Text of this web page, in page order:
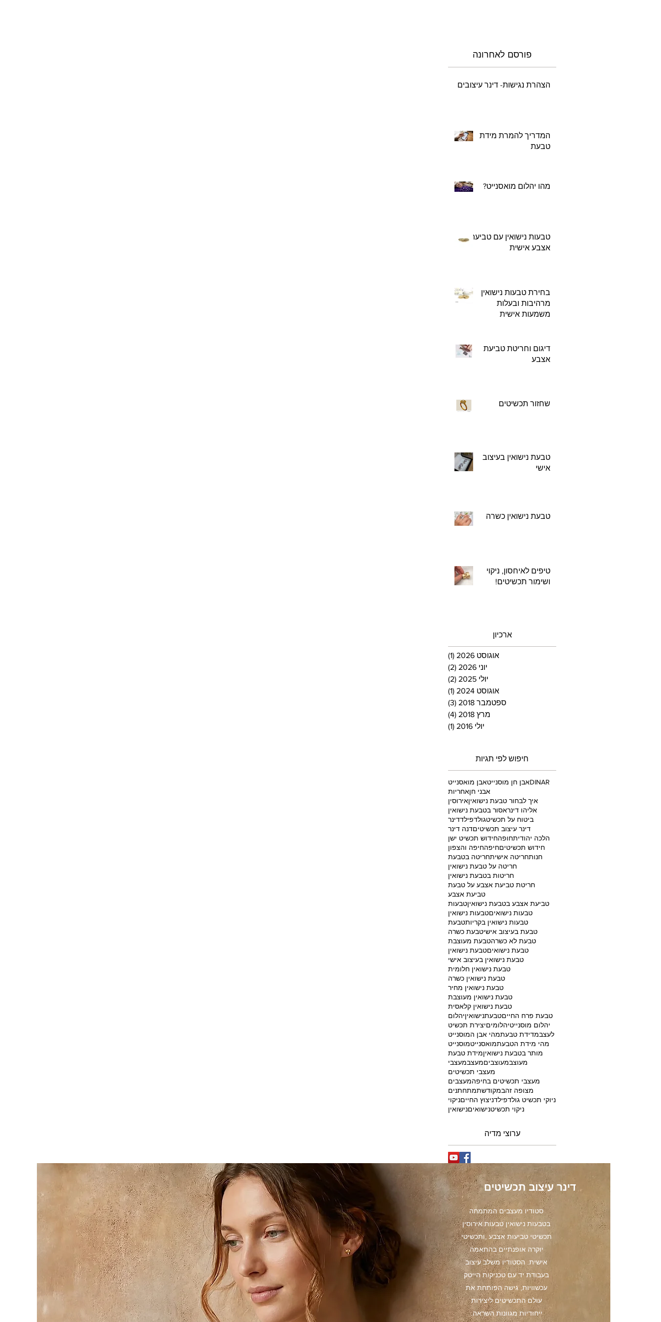
פורסם לאחרונה
הצהרת נגישות- דינר עיצובים
המדריך להמרת מידת
טבעת
מהו יהלום מואסנייט?
טבעות נישואין עם טביעת
אצבע אישית
בחירת טבעות נישואין
מרהיבות ובעלות
משמעות אישית
דיגום וחריטת טביעת
אצבע
שחזור תכשיטים
טבעת נישואין בעיצוב
אישי
טבעת נישואין כשרה
טיפים לאיחסון, ניקוי
ושימור תכשיטים!
ארכיון
אוגוסט 2026 (1)
יוני 2026
(2)
יולי 2025
(2)
אוגוסט 2024
(1)
ספטמבר 2018
(3)
מרץ 2018
(4)
יולי 2016
(1)
חיפוש לפי תגיות
DINARאבן חן מוסנייטאבן מואסנייט
אבני חןאחריות
איך לבחור טבעת נישואיןאירוסין
אליהו דינראסור בטבעת נישואין
ביטוח על תכשיטגולדפילדדינר
דינר עיצוב תכשיטיםדנה דינר
הלכה יהודיתחופהחידוש תכשיט ישן
חידוש תכשיטיםחיפהחיפה והצפון
חנותחריטה אישיתחריטה בטבעת
חריטה על טבעת נישואין
חריטות בטבעת נישואין
חריטת טביעת אצבע על טבעת
טביעת אצבע
טביעת אצבע בטבעת נישואיןטבעות
טבעות נישואיםטבעות נישואין
טבעות נישואין בקריותטבעת
טבעת בעיצוב אישיטבעת כשרה
טבעת לא כשרהטבעת מעוצבת
טבעת נישואיםטבעת נישואין
טבעת נישואין בעיצוב אישי
טבעת נישואין חלומית
טבעת נישואין כשרה
טבעת נישואין מחיר
טבעת נישואין מעוצבת
טבעת נישואין קלאסית
טבעת פרח החייםטבעתנישואיןיהלום
יהלום מוסנייטיהלומיםיצירת תכשיט
לעצבמדידת טבעתמהי אבן המוסנייט
מהי מידת הטבעתמואסנייטמוסנייט
מותר בטבעת נישואיןמידת טבעת
מעוצבמעוצביםמעצבמעצבי
מעצבי תכשיטים
מעצבי תכשיטים בחיפהמעצבים
מצופה זהבמקודשתמתחתנים
ניוקי תכשיט גולדפילדניצוץ החייםניקוי
ניקוי תכשיטנישואיםנישואין
ערוצי מדיה
סטודיו מעצבים המתמחה
בטבעות נישואין טבעות אירוסין
תכשיטי טביעות אצבע ,ותכשיטי
יוקרה אופנתיים בהתאמה
אישית. הסטודיו משלב עיצוב
בעבודת יד עם טכניקות הייטק
עכשוויות, גישה הפותחת את
עולם התכשיטים ליצירות
ייחודיות מגוונות השראה.
דינר עיצוב תכשיטים